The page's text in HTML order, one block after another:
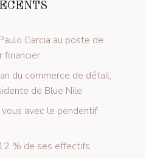
Garcia au poste de
financier
du commerce de détail,
de Blue Nile
avec le pendentif
% de ses effectifs